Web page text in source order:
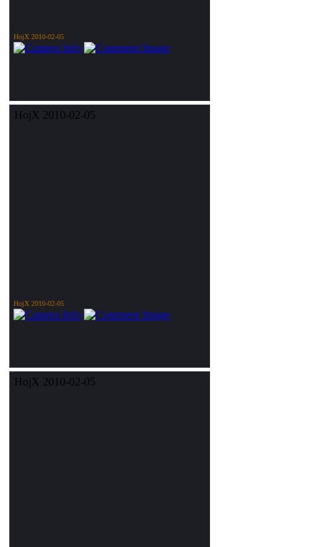
HojX 2010-02-05
HojX 2010-02-05
HojX 2010-02-05
HojX 2010-02-05